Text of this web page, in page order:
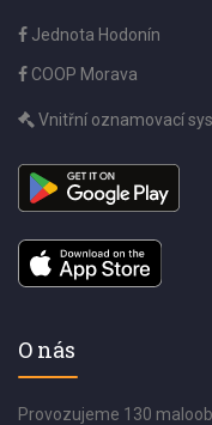
Jednota Hodonín
COOP Morava
Vnitřní oznamovací
O nás
Provozujeme 130